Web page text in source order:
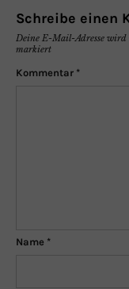
Schreibe einen
Deine E-Mail-Adresse
markiert
Kommentar *
Name *